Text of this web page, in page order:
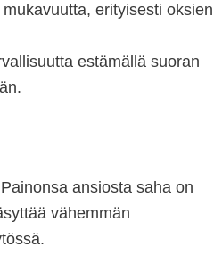
erityisesti oksien
estämällä suoran
Painonsa ansiosta saha on
vähemmän